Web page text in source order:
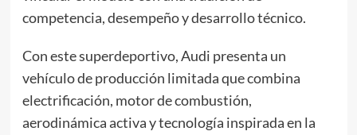
competencia, desempeño y desarrollo técnico.
Con este superdeportivo, Audi presenta un
vehículo de producción limitada que combina
electrificación, motor de combustión,
aerodinámica activa y tecnología inspirada en la